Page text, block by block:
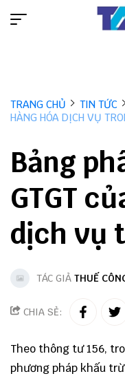
TRANG CHỦ TIN TỨC
HÀNG HÓA DỊCH VỤ
Bảng
GTGT
dịch vụ
TÁC GIẢ THUẾ
CHIA SẺ:
Theo thông tư 156,
phương pháp khấu